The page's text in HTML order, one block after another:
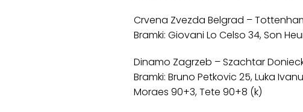
Crvena Zvezda Belgrad –
Bramki: Giovani Lo Celso 34, Son
Dinamo Zagrzeb – Szachtar Donieck
Bramki: Bruno Petkovic 25, Luka
Moraes 90+3, Tete 90+8 (k)